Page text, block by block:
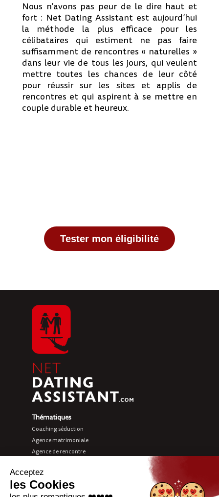
Nous n’avons pas peur de le dire haut et
fort : Net Dating Assistant est aujourd’hui
la méthode la plus efficace pour les
célibataires qui estiment ne pas faire
suffisamment de rencontres « naturelles »
dans leur vie de tous les jours, qui veulent
mettre toutes les chances de leur côté
pour réussir sur les sites et applis de
rencontres et qui aspirent à se mettre en
couple durable et heureux.
Tester mon éligibilité
Thématiques
Coaching séduction
Agence matrimoniale
Agence de rencontre
Sites de rencontre
Net Dating Assistant